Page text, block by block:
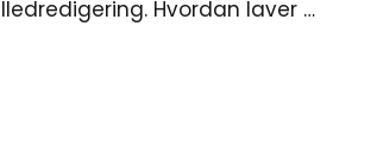
Hvordan laver …